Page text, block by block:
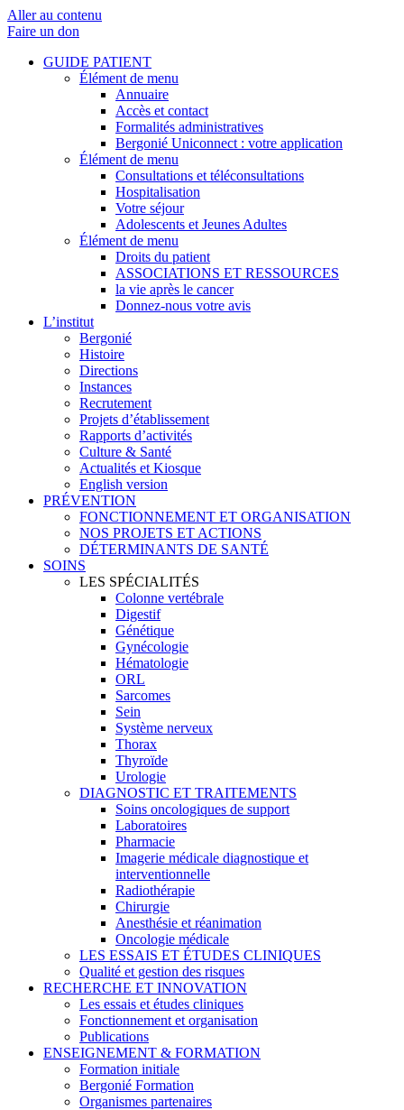
Aller au contenu
Faire un don
GUIDE PATIENT
Élément de menu
Annuaire
Accès et contact
Formalités administratives
Bergonié Uniconnect : votre application
Élément de menu
Consultations et téléconsultations
Hospitalisation
Votre séjour
Adolescents et Jeunes Adultes
Élément de menu
Droits du patient
ASSOCIATIONS ET RESSOURCES
la vie après le cancer
Donnez-nous votre avis
L’institut
Bergonié
Histoire
Directions
Instances
Recrutement
Projets d’établissement
Rapports d’activités
Culture & Santé
Actualités et Kiosque
English version
PRÉVENTION
FONCTIONNEMENT ET ORGANISATION
NOS PROJETS ET ACTIONS
DÉTERMINANTS DE SANTÉ
SOINS
LES SPÉCIALITÉS
Colonne vertébrale
Digestif
Génétique
Gynécologie
Hématologie
ORL
Sarcomes
Sein
Système nerveux
Thorax
Thyroïde
Urologie
DIAGNOSTIC ET TRAITEMENTS
Soins oncologiques de support
Laboratoires
Pharmacie
Imagerie médicale diagnostique et
interventionnelle
Radiothérapie
Chirurgie
Anesthésie et réanimation
Oncologie médicale
LES ESSAIS ET ÉTUDES CLINIQUES
Qualité et gestion des risques
RECHERCHE ET INNOVATION
Les essais et études cliniques
Fonctionnement et organisation
Publications
ENSEIGNEMENT & FORMATION
Formation initiale
Bergonié Formation
Organismes partenaires